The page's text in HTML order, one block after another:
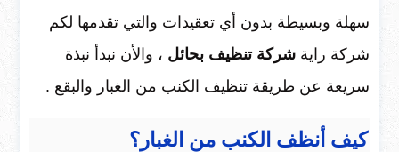
سهلة وبسيطة بدون أي تعقيدات والتي تقدمها لكم
شركة راية شركة تنظيف بحائل ، والأن نبدأ نبذة
سريعة عن طريقة تنظيف الكنب من الغبار والبقع .
كيف أنظف الكنب من الغبار؟